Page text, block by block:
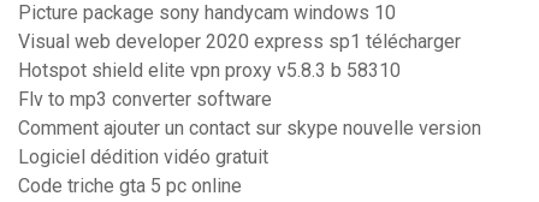
Picture package sony handycam windows 10
Visual web developer 2020 express sp1 télécharger
Hotspot shield elite vpn proxy v5.8.3 b 58310
Flv to mp3 converter software
Comment ajouter un contact sur skype nouvelle version
Logiciel dédition vidéo gratuit
Code triche gta 5 pc online